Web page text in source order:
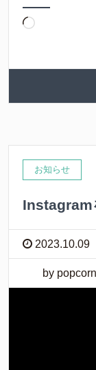
読
お知らせ
Instagram
2023.10.09
by